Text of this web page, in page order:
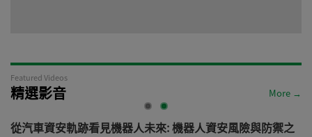
Featured Videos
精選影音 More →
從汽車資安軌跡看見機器人未來: 機器人資安風險與防禦之